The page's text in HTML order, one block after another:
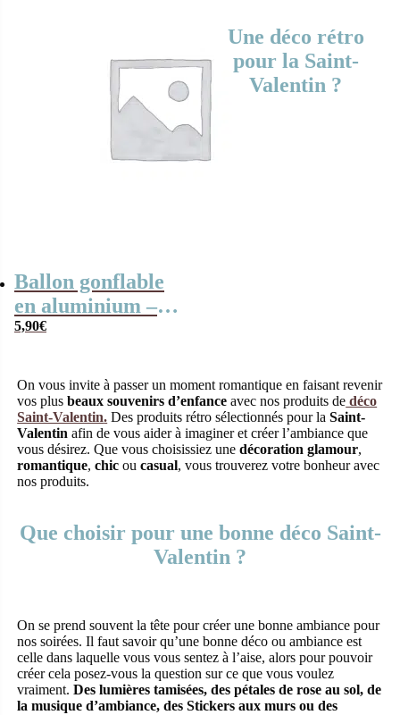
Ballon gonflable
en aluminium –
Love
5,90€
Une déco rétro
pour la Saint-
Valentin ?
On vous invite à passer un moment romantique en faisant revenir
vos plusbeaux souvenirs d’enfance avec nos produits de déco
Saint-Valentin. Des produits rétro sélectionnés pour laSaint-
Valentin afin de vous aider à imaginer et créer l’ambiance que
vous désirez. Que vous choisissiez unedécoration glamour,
romantique,chic oucasual, vous trouverez votre bonheur avec
nos produits.
Que choisir pour une bonne déco Saint-
Valentin ?
On se prend souvent la tête pour créer une bonne ambiance pour
nos soirées. Il faut savoir qu’une bonne déco ou ambiance est
celle dans laquelle vous vous sentez à l’aise, alors pour pouvoir
créer cela posez-vous la question sur ce que vous voulez
vraiment.Des lumières tamisées, des pétales de rose au sol, de
la musique d’ambiance, des Stickers aux murs ou des